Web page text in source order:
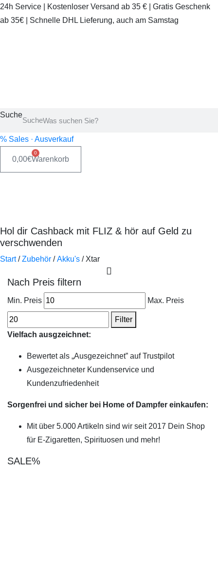
24h Service | Kostenloser Versand ab 35 € | Gratis Geschenk
ab 35€ | Schnelle DHL Lieferung, auch am Samstag
Suche
Suche
% Sales · Ausverkauf
0,00€
0
Warenkorb
Hol dir Cashback mit FLIZ & hör auf Geld zu
verschwenden
Start/Zubehör /Akku's / Xtar
Nach Preis filtern
Min. Preis Max. Preis
Filter
Vielfach ausgzeichnet:
Bewertet als „Ausgezeichnet” auf Trustpilot
Ausgezeichneter Kundenservice und
Kundenzufriedenheit
Sorgenfrei und sicher bei Home of Dampfer einkaufen:
Mit über 5.000 Artikeln sind wir seit 2017 Dein Shop
für E-Zigaretten, Spirituosen und mehr!
SALE%